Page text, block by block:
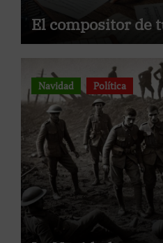
El compositor de
Navidad Política